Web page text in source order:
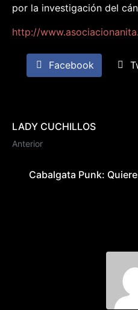
por la investigación del
http://
Facebook
LADY CUCHILLOS
Anterior
Cabalgata Punk: